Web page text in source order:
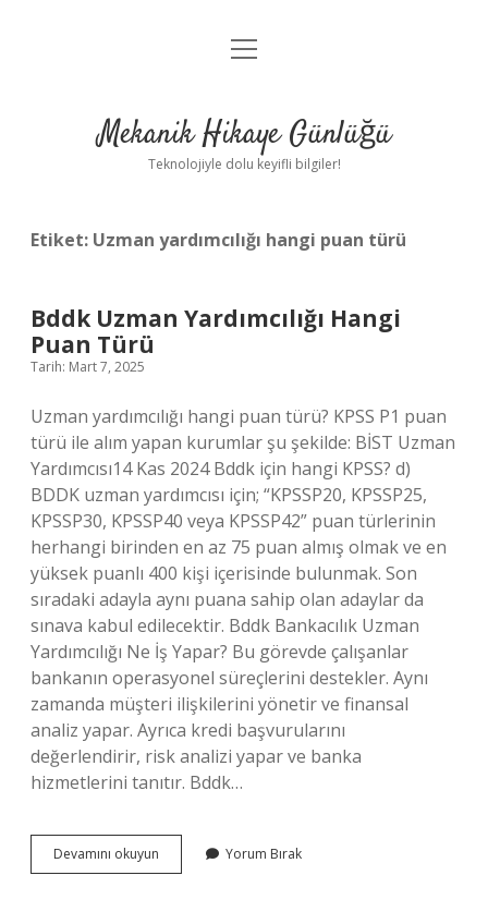
Anasayfa
Yasal Uyarı
menüyü
Mekanik Hikaye Günlüğü
Teknolojiyle dolu keyifli bilgiler!
Etiket: Uzman yardımcılığı hangi puan türü
Bddk Uzman Yardımcılığı Hangi
Puan Türü
Tarih: Mart 7, 2025
Uzman yardımcılığı hangi puan türü? KPSS P1 puan
türü ile alım yapan kurumlar şu şekilde: BİST Uzman
Yardımcısı14 Kas 2024 Bddk için hangi KPSS? d)
BDDK uzman yardımcısı için; “KPSSP20, KPSSP25,
KPSSP30, KPSSP40 veya KPSSP42” puan türlerinin
herhangi birinden en az 75 puan almış olmak ve en
yüksek puanlı 400 kişi içerisinde bulunmak. Son
sıradaki adayla aynı puana sahip olan adaylar da
sınava kabul edilecektir. Bddk Bankacılık Uzman
Yardımcılığı Ne İş Yapar? Bu görevde çalışanlar
bankanın operasyonel süreçlerini destekler. Aynı
zamanda müşteri ilişkilerini yönetir ve finansal
analiz yapar. Ayrıca kredi başvurularını
değerlendirir, risk analizi yapar ve banka
hizmetlerini tanıtır. Bddk…
Devamını okuyun
Uzman
Yorum Bırak